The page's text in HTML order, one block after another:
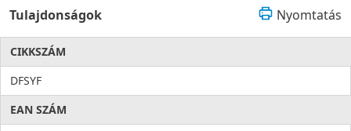
Tulajdonságok Nyomtatás
CIKKSZÁM
DFSYF
EAN SZÁM